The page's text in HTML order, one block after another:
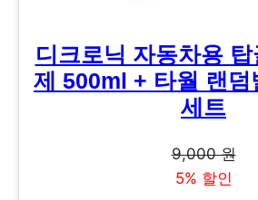
디크로닉 자동차용
제 500ml + 타월 랜덤
세트
9,000 원
5% 할인